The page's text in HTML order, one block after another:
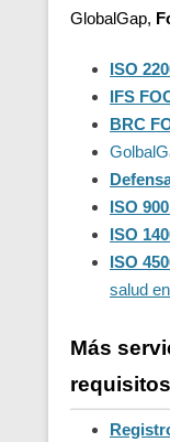
GlobalGap,
ISO
IFS
BRC
ISO
ISO
ISO
salud
Más